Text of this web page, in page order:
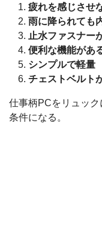
疲れを感じさせ
雨に降られても
止水ファスナー
便利な機能があ
シンプルで軽量
チェストベルト
仕事柄PCをリュッ
条件になる。